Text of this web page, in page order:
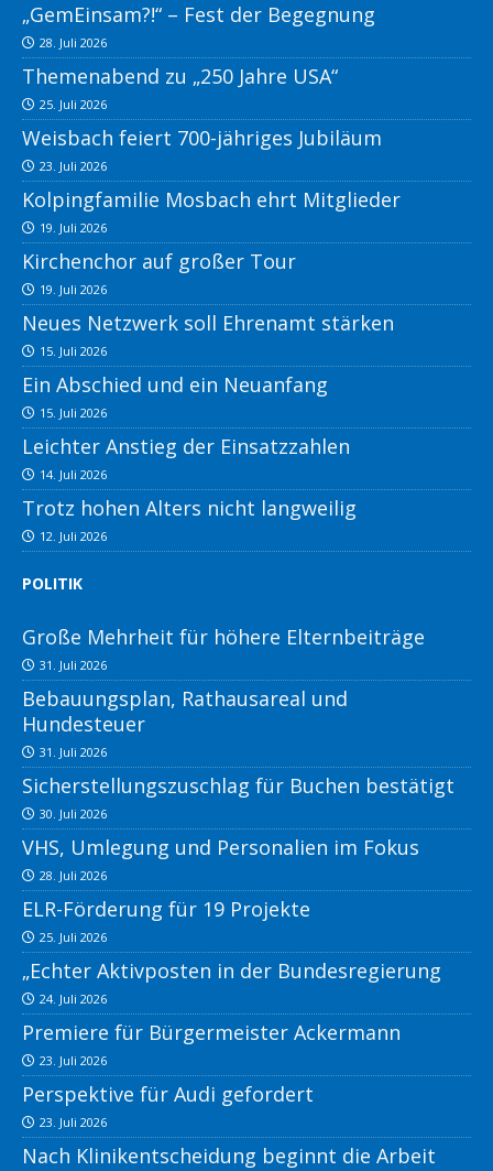
„GemEinsam?!“ – Fest der Begegnung
28. Juli 2026
Themenabend zu „250 Jahre USA“
25. Juli 2026
Weisbach feiert 700-jähriges Jubiläum
23. Juli 2026
Kolpingfamilie Mosbach ehrt Mitglieder
19. Juli 2026
Kirchenchor auf großer Tour
19. Juli 2026
Neues Netzwerk soll Ehrenamt stärken
15. Juli 2026
Ein Abschied und ein Neuanfang
15. Juli 2026
Leichter Anstieg der Einsatzzahlen
14. Juli 2026
Trotz hohen Alters nicht langweilig
12. Juli 2026
POLITIK
Große Mehrheit für höhere Elternbeiträge
31. Juli 2026
Bebauungsplan, Rathausareal und
Hundesteuer
31. Juli 2026
Sicherstellungszuschlag für Buchen bestätigt
30. Juli 2026
VHS, Umlegung und Personalien im Fokus
28. Juli 2026
ELR-Förderung für 19 Projekte
25. Juli 2026
„Echter Aktivposten in der Bundesregierung
24. Juli 2026
Premiere für Bürgermeister Ackermann
23. Juli 2026
Perspektive für Audi gefordert
23. Juli 2026
Nach Klinikentscheidung beginnt die Arbeit